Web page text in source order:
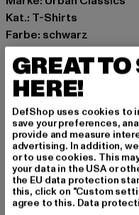
Kat.: T-Shirts
Farbe: schwarz
Hersteller Farbe: black
Art.Nr: TB8751-00007
Hersteller: TB
Dr.-Robert-Murjahn-
DE
GRÖSSE &
GREAT TO
HERE!
DefShop uses cookies to
save your preferences,
provide and measure
advertising. In addition,
or to use cookies. This
your data in the USA or
the EU data protection
this, click on "Custom
agree to this. Data